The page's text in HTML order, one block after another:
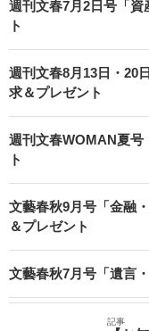
週刊文春7月2日号「
ト
週刊文春8月13日・20
求＆プレゼント
週刊文春WOMAN夏号
ト
文藝春秋9月号「金融
＆プレゼント
文藝春秋7月号「遺言
記事